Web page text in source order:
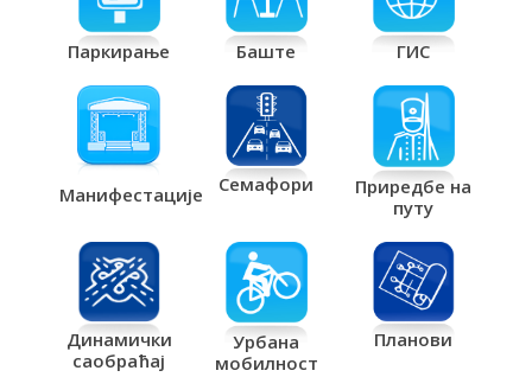
Паркирање Баште ГИС
Манифестације Семафори
Приредбе на
путу
Динамички
саобраћај
Урбана
мобилност
Планови